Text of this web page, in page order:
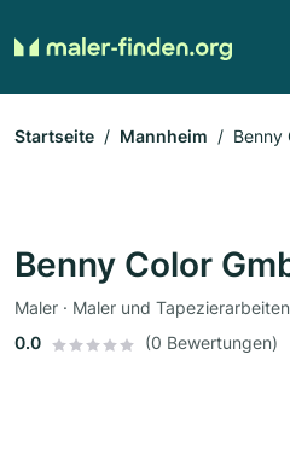
Startseite Mannheim Benny
Benny Color
Maler · Maler und Tapezierarbeiten
0.0
(0 Bewertungen)